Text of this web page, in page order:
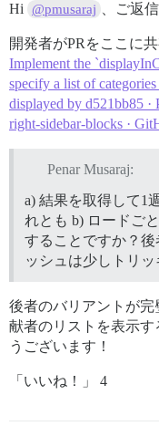
Hi @pmusaraj 、ご返
開発者がPRをここに
Implement the
specify a list of
displayed by d521bb85 ·
right-sidebar-blocks ·
Penar Musaraj:
a) 結果を取得して1
れとも b) ロードご
することですか？
ッシュは少しトリッ
後者のバリアントが
献者のリストを表示
うございます！
「いいね！」 4